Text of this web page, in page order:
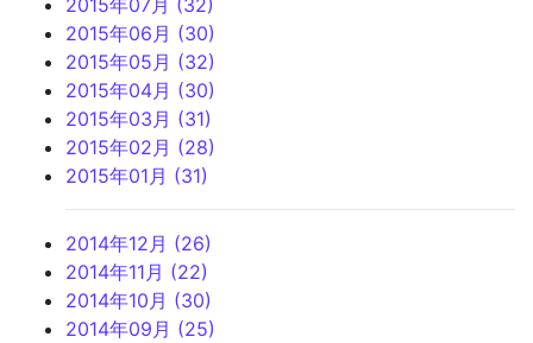
2015年07月 (32)
2015年06月 (30)
2015年05月 (32)
2015年04月 (30)
2015年03月 (31)
2015年02月 (28)
2015年01月 (31)
2014年12月 (26)
2014年11月 (22)
2014年10月 (30)
2014年09月 (25)